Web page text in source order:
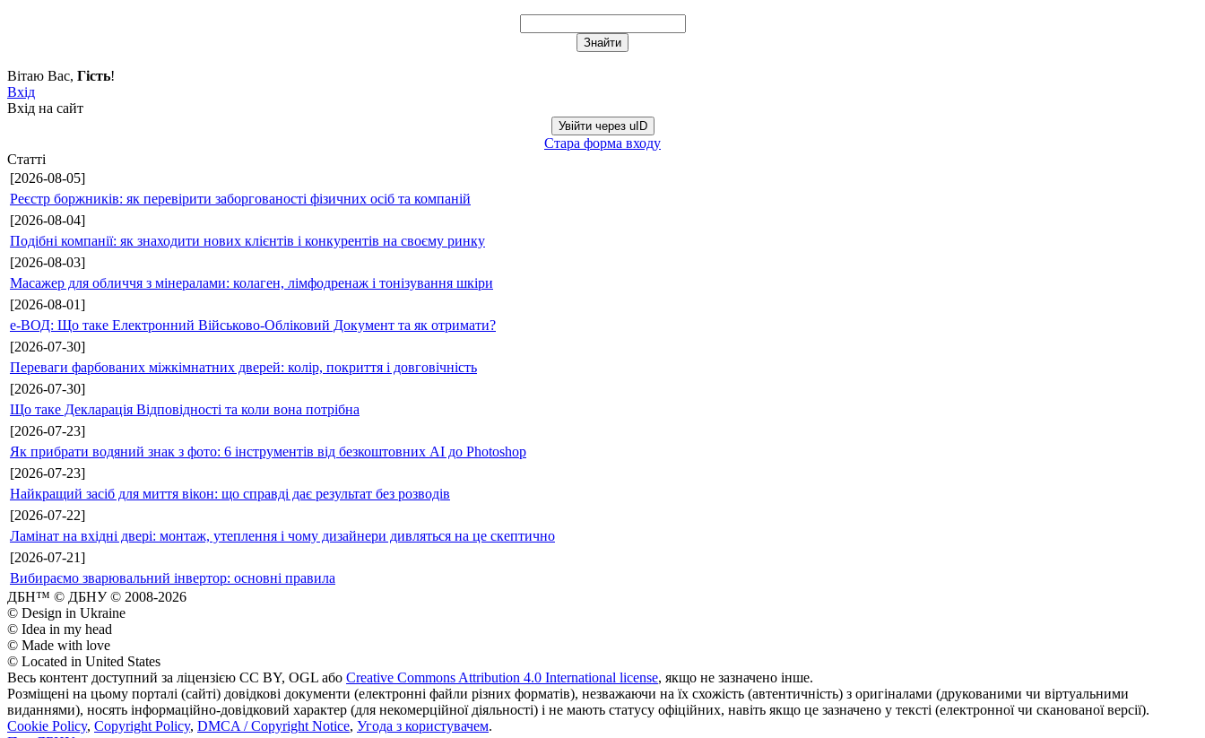
Вітаю Вас, Гість!
Вхід
Вхід на сайт
Увійти через uID
Стара форма входу
Статті
[2026-08-05]
Реєстр боржників: як перевірити заборгованості фізичних осіб та компаній
[2026-08-04]
Подібні компанії: як знаходити нових клієнтів і конкурентів на своєму ринку
[2026-08-03]
Масажер для обличчя з мінералами: колаген, лімфодренаж і тонізування шкіри
[2026-08-01]
е-ВОД: Що таке Електронний Військово-Обліковий Документ та як отримати?
[2026-07-30]
Переваги фарбованих міжкімнатних дверей: колір, покриття і довговічність
[2026-07-30]
Що таке Декларація Відповідності та коли вона потрібна
[2026-07-23]
Як прибрати водяний знак з фото: 6 інструментів від безкоштовних AI до Photoshop
[2026-07-23]
Найкращий засіб для миття вікон: що справді дає результат без розводів
[2026-07-22]
Ламінат на вхідні двері: монтаж, утеплення і чому дизайнери дивляться на це скептично
[2026-07-21]
Вибираємо зварювальний інвертор: основні правила
ДБН™ © ДБНУ © 2008-2026
© Design in Ukraine
© Idea in my head
© Made with love
© Located in United States
Весь контент доступний за ліцензією CC BY, OGL або Creative Commons Attribution 4.0 International license, якщо не зазначено інше.
Розміщені на цьому порталі (сайті) довідкові документи (електронні файли різних форматів), незважаючи на їх схожість (автентичність) з оригіналами (друкованими чи віртуальними
виданнями), носять інформаційно-довідковий характер (для некомерційної діяльності) і не мають статусу офіційних, навіть якщо це зазначено у тексті (електронної чи сканованої версії).
Cookie Policy, Copyright Policy, DMCA / Copyright Notice, Угода з користувачем.